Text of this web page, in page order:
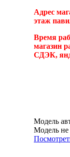
Адрес
этаж
Время
магазин
СДЭК,
Модель
Модель